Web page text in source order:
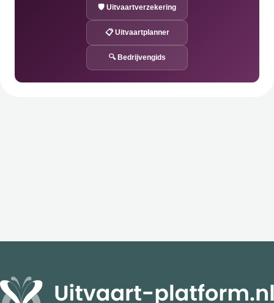
🛡️ Uitvaartverzekering
📋 Uitvaartplanner
🔍 Bedrijvengids